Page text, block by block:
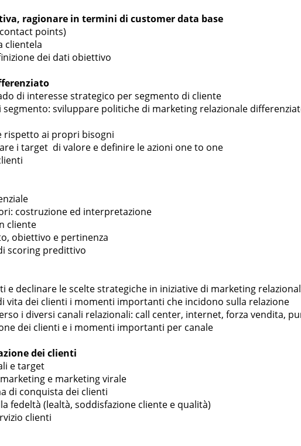
ragionare in termini di customer data base
points)
clientela
dei dati obiettivo
di interesse strategico per segmento di cliente
sviluppare politiche di marketing relazionale
rispetto ai propri bisogni
i target di valore e definire le azioni one to one
costruzione ed interpretazione
cliente
obiettivo e pertinenza
scoring predittivo
e declinare le scelte strategiche in iniziative di marketing
vita dei clienti i momenti importanti che incidono sulla relazione
i diversi canali relazionali: call center, internet, forza vendita,
dei clienti e i momenti importanti per canale
dei clienti
e target
e marketing virale
di conquista dei clienti
fedeltà (lealtà, soddisfazione cliente e qualità)
clienti